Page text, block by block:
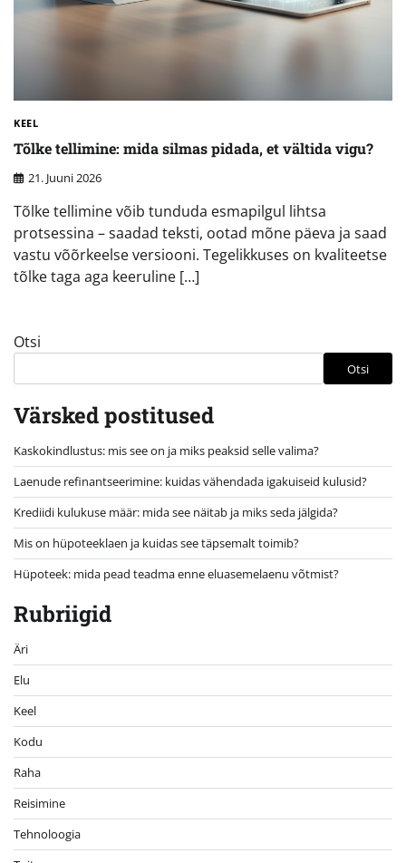
KEEL
Tõlke tellimine: mida silmas pidada, et vältida vigu?
21. Juuni 2026
Tõlke tellimine võib tunduda esmapilgul lihtsa
protsessina – saadad teksti, ootad mõne päeva ja saad
vastu võõrkeelse versiooni. Tegelikkuses on kvaliteetse
tõlke taga aga keeruline […]
Otsi
Otsi
Värsked postitused
Kaskokindlustus: mis see on ja miks peaksid selle valima?
Laenude refinantseerimine: kuidas vähendada igakuiseid kulusid?
Krediidi kulukuse määr: mida see näitab ja miks seda jälgida?
Mis on hüpoteeklaen ja kuidas see täpsemalt toimib?
Hüpoteek: mida pead teadma enne eluasemelaenu võtmist?
Rubriigid
Äri
Elu
Keel
Kodu
Raha
Reisimine
Tehnoloogia